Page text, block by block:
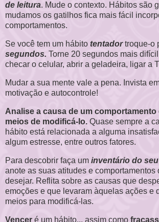
de leitura. Mude o contexto. Hábitos são
mudamos os gatilhos fica mais fácil
comportamentos.
Se você tem um hábito tentadortroque-o
segundos. Torne 20 segundos mais
checar o celular, abrir a geladeira, ligar a
Mudar a sua mente vale a pena. Invista
motivação e autocontrole!
Analise a causa de um comportamento
meios de modificá-lo. Quase sempre a
hábito está relacionada a alguma
algum estresse, entre outros fatores.
Para descobrir faça um inventário do seu
anote as suas atitudes e comportamentos
desejar. Reflita sobre as causas que
emoções e que levaram àquelas ações e
meios para modificá-las.
Vencer é um hábito... assim como